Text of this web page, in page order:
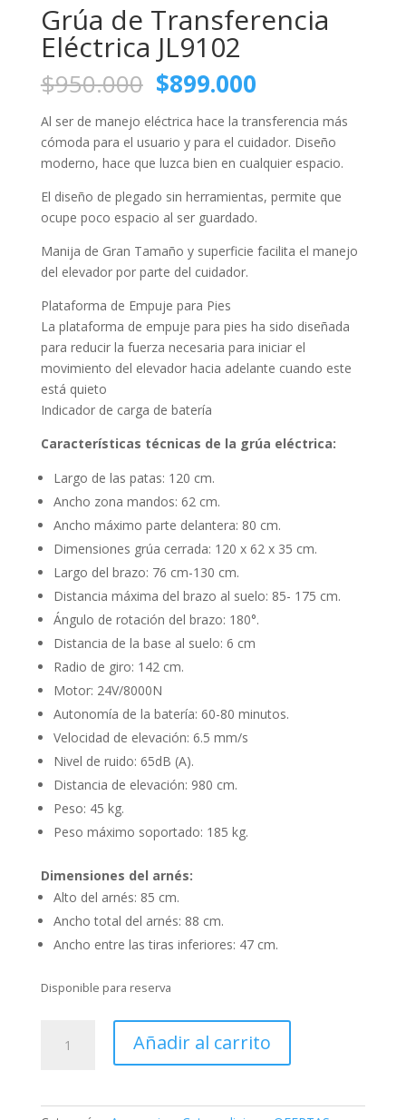
Grúa de Transferencia
Eléctrica JL9102
$950.000 El
precio
original
era:
$950.000.
$899.000El
actual
es:
$899.000.
Al ser de manejo eléctrica hace la transferencia más
cómoda para el usuario y para el cuidador. Diseño
moderno, hace que luzca bien en cualquier espacio.
El diseño de plegado sin herramientas, permite que
ocupe poco espacio al ser guardado.
Manija de Gran Tamaño y superficie facilita el manejo
del elevador por parte del cuidador.
Plataforma de Empuje para Pies
La plataforma de empuje para pies ha sido diseñada
para reducir la fuerza necesaria para iniciar el
movimiento del elevador hacia adelante cuando este
está quieto
Indicador de carga de batería
Características técnicas de la grúa eléctrica:
Largo de las patas: 120 cm.
Ancho zona mandos: 62 cm.
Ancho máximo parte delantera: 80 cm.
Dimensiones grúa cerrada: 120 x 62 x 35 cm.
Largo del brazo: 76 cm-130 cm.
Distancia máxima del brazo al suelo: 85- 175 cm.
Ángulo de rotación del brazo: 180°.
Distancia de la base al suelo: 6 cm
Radio de giro: 142 cm.
Motor: 24V/8000N
Autonomía de la batería: 60-80 minutos.
Velocidad de elevación: 6.5 mm/s
Nivel de ruido: 65dB (A).
Distancia de elevación: 980 cm.
Peso: 45 kg.
Peso máximo soportado: 185 kg.
Dimensiones del arnés:
Alto del arnés: 85 cm.
Ancho total del arnés: 88 cm.
Ancho entre las tiras inferiores: 47 cm.
Disponible para reserva
Transferencia
Añadir al carrito